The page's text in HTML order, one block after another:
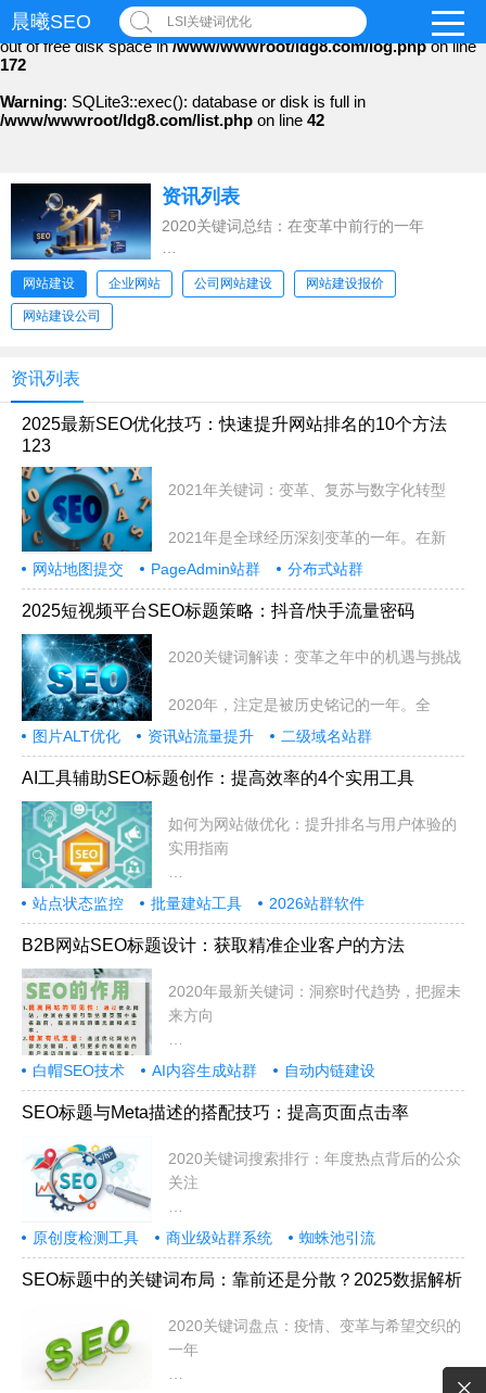
Warning: file_put_contents(): Only -1 of 97 bytes written, possibly
out of free disk space in/www/wwwroot/ldg8.com/log.phpon line
172
Warning: SQLite3::exec(): database or disk is full in
/www/wwwroot/ldg8.com/list.php on line 42
晨曦SEO LSI关键词优化
资讯列表
2020关键词总结：在变革中前行的一年
2020年，注定是载入史册的一年。这一年，
网站建设 企业网站 公司网站建设 网站建设报价
网站建设公司
资讯列表
2025最新SEO优化技巧：快速提升网站排名的10个方法
123
2021年关键词：变革、复苏与数字化转型
2021年是全球经历深刻变革的一年。在新
网站地图提交
PageAdmin站群 分布式站群
2025短视频平台SEO标题策略：抖音/快手流量密码
2020关键词解读：变革之年中的机遇与挑战
2020年，注定是被历史铭记的一年。全
图片ALT优化
资讯站流量提升 二级域名站群
AI工具辅助SEO标题创作：提高效率的4个实用工具
如何为网站做优化：提升排名与用户体验的
实用指南
在当今数字化时代，拥有一个功能齐全
站点状态监控 批量建站工具 2026站群软件
B2B网站SEO标题设计：获取精准企业客户的方法
2020年最新关键词：洞察时代趋势，把握未
来方向
2020年是极具变革意义的一年，
白帽SEO技术 AI内容生成站群 自动内链建设
SEO标题与Meta描述的搭配技巧：提高页面点击率
2020关键词搜索排行：年度热点背后的公众
关注
2020年是极不平凡的一年，全球经
原创度检测工具 商业级站群系统 蜘蛛池引流
SEO标题中的关键词布局：靠前还是分散？2025数据解析
2020关键词盘点：疫情、变革与希望交织的
一年